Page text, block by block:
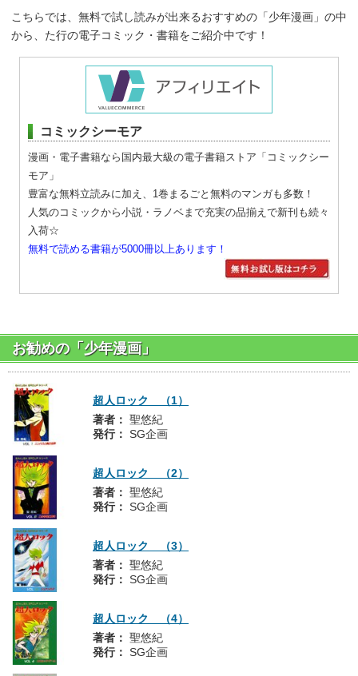
こちらでは、無料で試し読みが出来るおすすめの「少年漫画」の中
から、た行の電子コミック・書籍をご紹介中です！
コミックシーモア
漫画・電子書籍なら国内最大級の電子書籍ストア「コミックシー
モア」
豊富な無料立読みに加え、1巻まるごと無料のマンガも多数！
人気のコミックから小説・ラノベまで充実の品揃えで新刊も続々
入荷☆
無料で読める書籍が5000冊以上あります！
お勧めの「少年漫画」
超人ロック （1）
著者： 聖悠紀
発行： SG企画
超人ロック （2）
著者： 聖悠紀
発行： SG企画
超人ロック （3）
著者： 聖悠紀
発行： SG企画
超人ロック （4）
著者： 聖悠紀
発行： SG企画